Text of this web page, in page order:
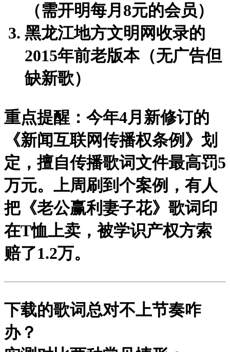
（需开明每月8元的会员）
黑龙江地方文明网收录的
2015年前老版本（无广告但
缺新歌）
重点提醒：今年4月新修订的
《新闻互联网传播权条例》划
定，擅自传播歌词文件最高罚5
万元。上周刷到个案例，有人
把《老公赢利妻子花》歌词印
在T恤上卖，被学识产权方索
赔了1.2万。
下载的歌词总对不上节奏咋
办？